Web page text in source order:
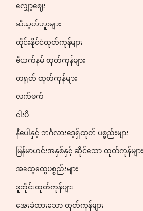
လျှော့ဈေး
ဆီသွတ်ဘူးများ
ထိုင်းနိုင်ငံထုတ်ကုန်များ
ဗီယက်နမ် ထုတ်ကုန်များ
တရုတ် ထုတ်ကုန်များ
လက်ဖက်
ငါးပိ
နီပေါနှင့် ဘင်္ဂလားဒေ့ရှ်ထုတ် ပစ္စည်းများ
မြန်မာဟင်းအနှစ်နှင့် ဆိုင်သော ထုတ်ကုန်များ
အထွေထွေပစ္စည်းများ
ဒူဘိုင်းထုတ်ကုန်များ
အေးခဲထားသော ထုတ်ကုန်များ